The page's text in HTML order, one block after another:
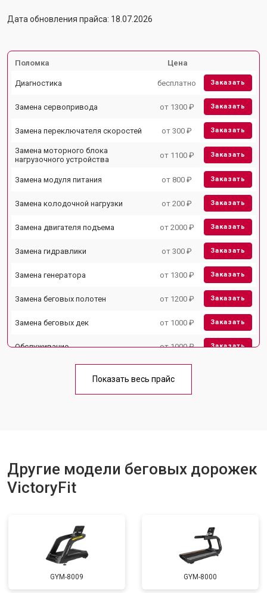
Дата обновления прайса: 18.07.2026
Поломка Цена
Диагностика бесплатно Заказать
Замена сервопривода от 1300 ₽ Заказать
Замена переключателя скоростей от 300 ₽ Заказать
Замена моторного блока
нагрузочного устройства
от 1100 ₽ Заказать
Замена модуля питания от 800 ₽ Заказать
Замена колодочной нагрузки от 200 ₽ Заказать
Замена двигателя подъема от 2000 ₽ Заказать
Замена гидравлики от 300 ₽ Заказать
Замена генератора от 1300 ₽ Заказать
Замена беговых полотен от 1200 ₽ Заказать
Замена беговых дек от 1000 ₽ Заказать
Обслуживание от 1000 ₽ Заказать
Замена блока питания от 1000 ₽
Показать весь прайс
Другие модели беговых дорожек
VictoryFit
GYM-8009 GYM-8000